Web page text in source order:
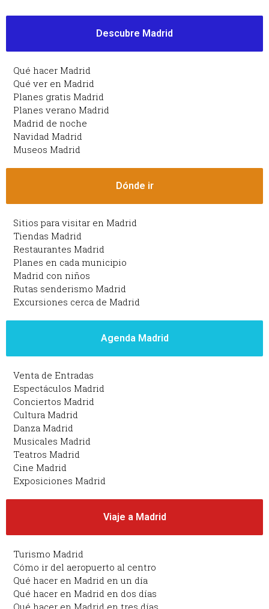
Descubre Madrid
Qué hacer Madrid
Qué ver en Madrid
Planes gratis Madrid
Planes verano Madrid
Madrid de noche
Navidad Madrid
Museos Madrid
Dónde ir
Sitios para visitar en Madrid
Tiendas Madrid
Restaurantes Madrid
Planes en cada municipio
Madrid con niños
Rutas senderismo Madrid
Excursiones cerca de Madrid
Agenda Madrid
Venta de Entradas
Espectáculos Madrid
Conciertos Madrid
Cultura Madrid
Danza Madrid
Musicales Madrid
Teatros Madrid
Cine Madrid
Exposiciones Madrid
Viaje a Madrid
Turismo Madrid
Cómo ir del aeropuerto al centro
Qué hacer en Madrid en un día
Qué hacer en Madrid en dos días
Qué hacer en Madrid en tres días